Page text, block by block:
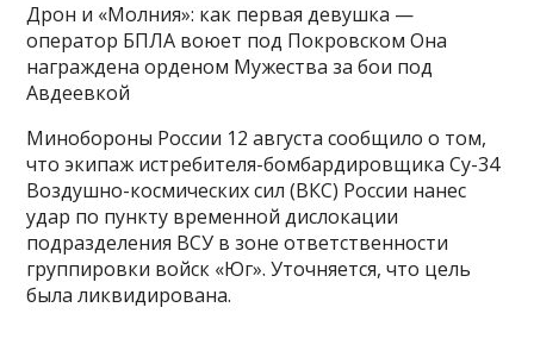
Дрон и «Молния»: как первая девушка —
оператор БПЛА воюет под Покровском Она
награждена орденом Мужества за бои под
Авдеевкой
Минобороны России 12 августа сообщило о том,
что экипаж истребителя-бомбардировщика Су-34
Воздушно-космических сил (ВКС) России нанес
удар по пункту временной дислокации
подразделения ВСУ в зоне ответственности
группировки войск «Юг». Уточняется, что цель
была ликвидирована.